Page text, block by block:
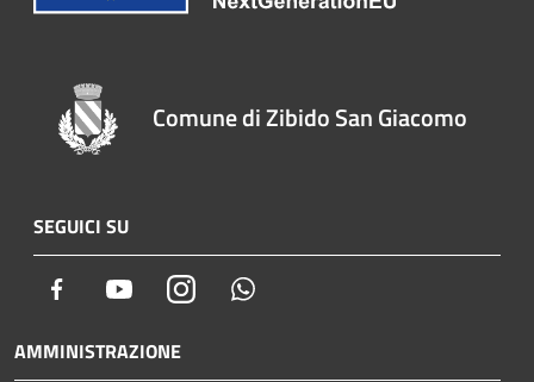
Comune di Zibido San Giacomo
SEGUICI SU
Facebook YoutubeInstagram
AMMINISTRAZIONE